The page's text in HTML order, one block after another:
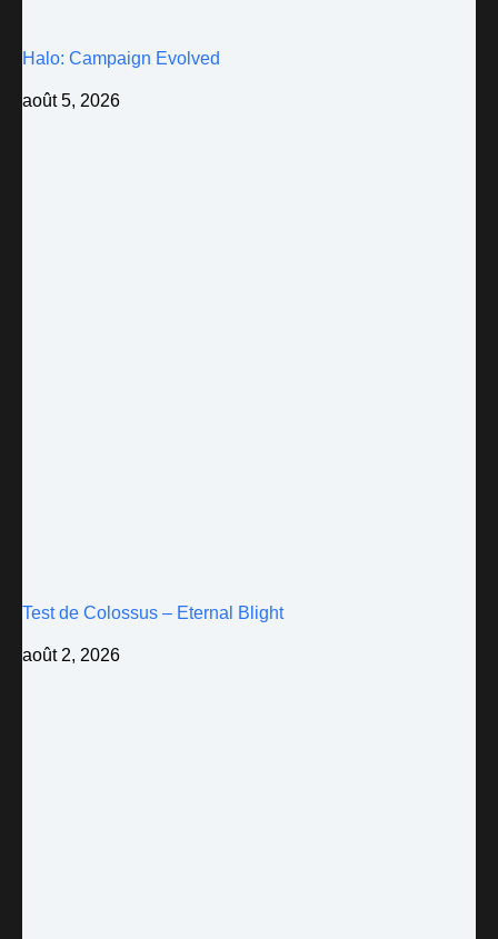
Halo: Campaign Evolved
août 5, 2026
Test de Colossus – Eternal Blight
août 2, 2026